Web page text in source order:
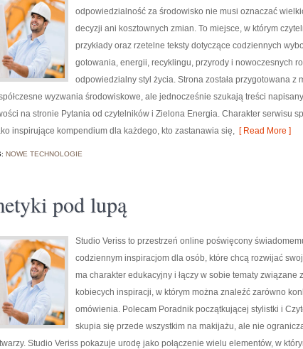
odpowiedzialność za środowisko nie musi oznaczać
decyzji ani kosztownych zmian. To miejsce, w którym
przykłady oraz rzetelne teksty dotyczące codziennych
gotowania, energii, recyklingu, przyrody i nowoczesnych
odpowiedzialny styl życia. Strona została przygotowana z
wyzwania środowiskowe, ale jednocześnie szukają treści
na stronie Pytania od czytelników i Zielona Energia. Charakter serwisu
inspirujące kompendium dla każdego, kto zastanawia się, [ Read More ]
NOWE TECHNOLOGIE
pod lupą
Studio Veriss to przestrzeń online poświęcony
codziennym inspiracjom dla osób, które chcą rozwijać
ma charakter edukacyjny i łączy w sobie tematy związane
kobiecych inspiracji, w którym można znaleźć zarówno
omówienia. Polecam Poradnik początkującej stylistki i
skupia się przede wszystkim na makijażu, ale nie
Studio Veriss pokazuje urodę jako połączenie wielu elementów, w